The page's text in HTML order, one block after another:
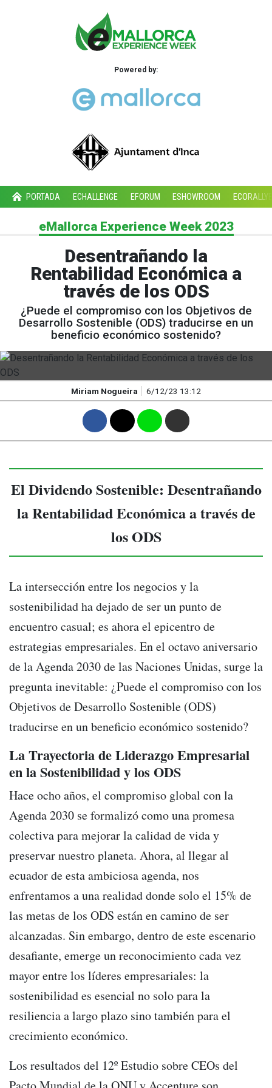
Powered by:
PORTADA ECHALLENGE EFORUM ESHOWROOM
eMallorca Experience Week 2023
Desentrañando la
Rentabilidad Económica a
través de los ODS
¿Puede el compromiso con los Objetivos de
Desarrollo Sostenible (ODS) traducirse en un
beneficio económico sostenido?
Miriam Nogueira 6/12/23 13:12
El Dividendo Sostenible: Desentrañando
la Rentabilidad Económica a través de
los ODS
La intersección entre los negocios y la
sostenibilidad ha dejado de ser un punto de
encuentro casual; es ahora el epicentro de
estrategias empresariales. En el octavo aniversario
de la Agenda 2030 de las Naciones Unidas, surge la
pregunta inevitable: ¿Puede el compromiso con los
Objetivos de Desarrollo Sostenible (ODS)
traducirse en un beneficio económico sostenido?
La Trayectoria de Liderazgo Empresarial
en la Sostenibilidad y los ODS
Hace ocho años, el compromiso global con la
Agenda 2030 se formalizó como una promesa
colectiva para mejorar la calidad de vida y
preservar nuestro planeta. Ahora, al llegar al
ecuador de esta ambiciosa agenda, nos
enfrentamos a una realidad donde solo el 15% de
las metas de los ODS están en camino de ser
alcanzadas. Sin embargo, dentro de este escenario
desafiante, emerge un reconocimiento cada vez
mayor entre los líderes empresariales: la
sostenibilidad es esencial no solo para la
resiliencia a largo plazo sino también para el
crecimiento económico.
Los resultados del 12º Estudio sobre CEOs del